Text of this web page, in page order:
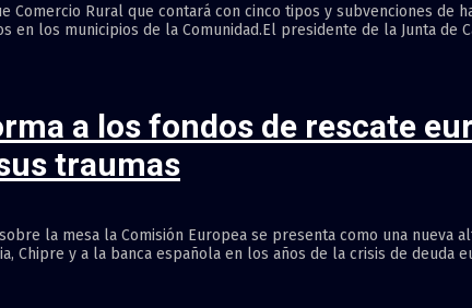
Comercio Rural que contará con cinco tipos y subvenciones
los municipios de la Comunidad.El presidente de la Junta de
a los fondos de rescate
traumas
la mesa la Comisión Europea se presenta como una nueva
Chipre y a la banca española en los años de la crisis de deuda